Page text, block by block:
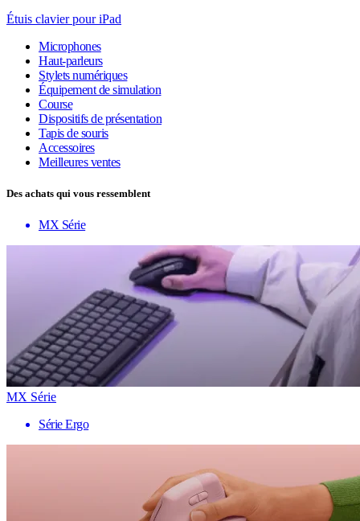
Étuis clavier pour iPad
Microphones
Haut-parleurs
Stylets numériques
Équipement de simulation
Course
Dispositifs de présentation
Tapis de souris
Accessoires
Meilleures ventes
Des achats qui vous ressemblent
MX Série
MX Série
Série Ergo